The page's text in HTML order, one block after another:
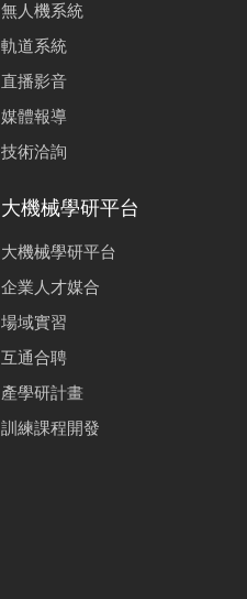
無人機系統
軌道系統
直播影音
媒體報導
技術洽詢
大機械學研平台
大機械學研平台
企業人才媒合
場域實習
互通合聘
產學研計畫
訓練課程開發